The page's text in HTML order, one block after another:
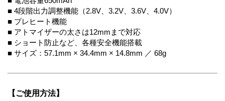
■ 4段階出力調整機能（2.8V、3.2V、3.6V、4.0V）
■ プレヒート機能
■ アトマイザーの太さは12mmまで対応
■ ショート防止など、各種安全機能搭載
■ サイズ：57.1mm × 34.4mm × 14.8mm ／ 68g
【ご使用方法】